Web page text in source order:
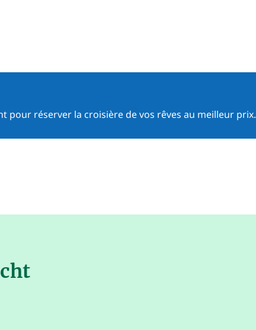
pour réserver la croisière de vos rêves au meilleur prix.